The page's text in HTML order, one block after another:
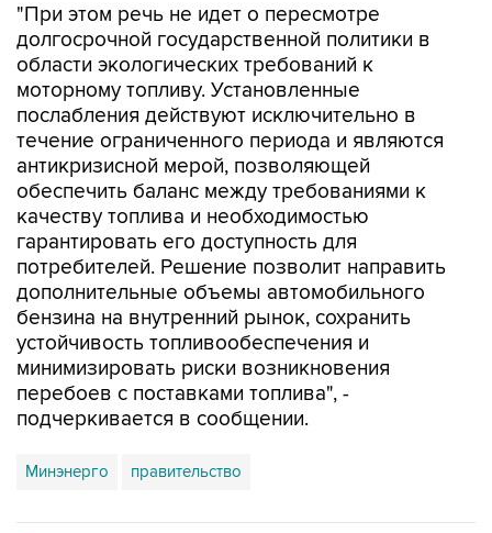
"При этом речь не идет о пересмотре
долгосрочной государственной политики в
области экологических требований к
моторному топливу. Установленные
послабления действуют исключительно в
течение ограниченного периода и являются
антикризисной мерой, позволяющей
обеспечить баланс между требованиями к
качеству топлива и необходимостью
гарантировать его доступность для
потребителей. Решение позволит направить
дополнительные объемы автомобильного
бензина на внутренний рынок, сохранить
устойчивость топливообеспечения и
минимизировать риски возникновения
перебоев с поставками топлива", -
подчеркивается в сообщении.
Минэнерго правительство